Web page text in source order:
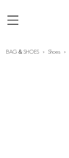
BAG＆SHOES Shoes